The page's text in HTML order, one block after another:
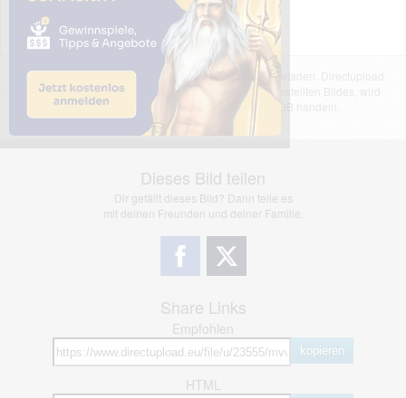
Das dargestellte Bild wurde von einem Nutzer hochgeladen. Directupload
übernimmt keinerlei Haftung für den Inhalt des dargestellten Bildes, wird
jedoch bei Verstößen nach §2(3) unserer AGB handeln.
Dieses Bild teilen
Dir gefällt dieses Bild? Dann teile es
mit deinen Freunden und deiner Familie.
Share Links
Empfohlen
kopieren
HTML